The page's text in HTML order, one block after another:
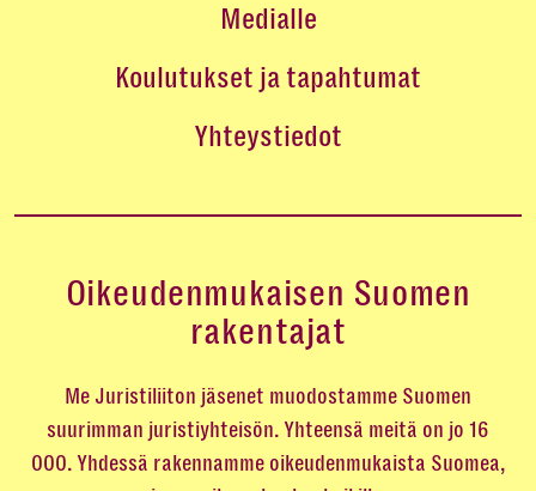
Medialle
Koulutukset ja tapahtumat
Yhteystiedot
Oikeudenmukaisen Suomen
rakentajat
Me Juristiliiton jäsenet muodostamme Suomen
suurimman juristiyhteisön. Yhteensä meitä on jo 16
000. Yhdessä rakennamme oikeudenmukaista Suomea,